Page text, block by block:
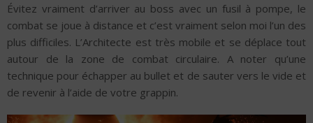
Évitez vraiment d’arriver au boss avec un fusil à pompe, le
combat se joue à distance et c’est vraiment selon moi l’un des
plus difficiles. L’Architecte est très mobile et se déplace tout
autour de la zone de combat circulaire. A noter qu’une
technique pour échapper au bullet et de sauter vers le vide et
de revenir à l’aide de votre grappin.